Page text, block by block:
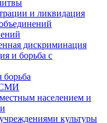
и ликвидация
дискриминация
и борьба с
борьба
СМИ
населением и
культуры